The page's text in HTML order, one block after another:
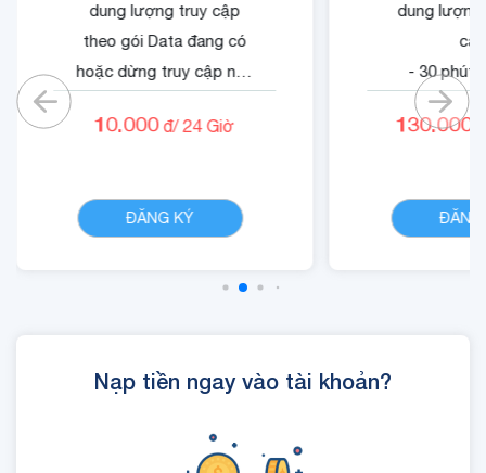
dung lượng truy cập
theo gói Data đang có
hoặc dừng truy cập nếu
- 05 phút ngoại mạng .
VinaPhone dưới 20 phút
- Cộng 300 RUBY, 01 Mã
10.000đ/ 24 Giờ
ĐĂNG KÝ
dung
- 30 phút
- 1500 phút
dung
130.000
ĐĂNG
Nạp tiền ngay vào tài khoản?